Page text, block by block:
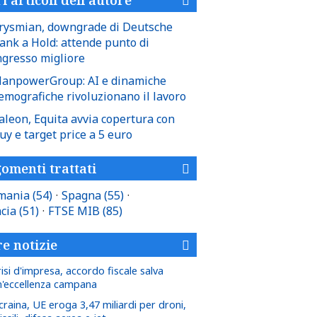
downgrade di Deutsche
a Hold: attende punto di
migliore
AI e dinamiche
rivoluzionano il lavoro
Equita avvia copertura con
e target price a 5 euro
trattati
(54) · Spagna(55) ·
(51) · FTSE MIB(85)
notizie
d'impresa, accordo fiscale salva
campana
UE eroga 3,47 miliardi per droni,